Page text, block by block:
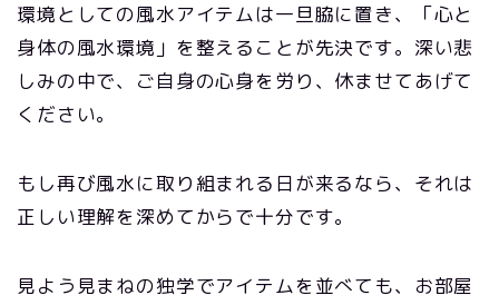
環境としての風水アイテムは一旦脇に置き、「心と
身体の風水環境」を整えることが先決です。深い悲
しみの中で、ご自身の心身を労り、休ませてあげて
ください。
もし再び風水に取り組まれる日が来るなら、それは
正しい理解を深めてからで十分です。
見よう見まねの独学でアイテムを並べても、お部屋